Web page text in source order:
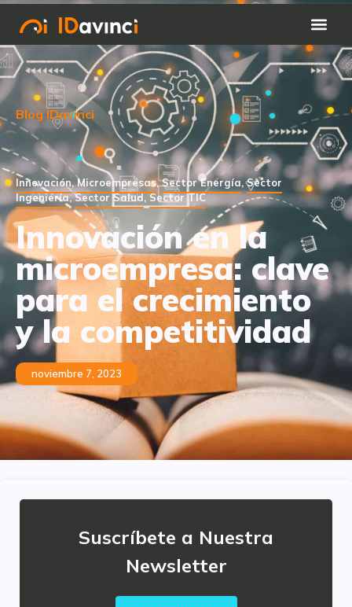
Blog IDavinci
Innovación,Microempresas,Sector Energía,Sector
Ingeniería,Sector Salud,Sector TIC
Innovación en la
microempresa: clave
para el crecimiento
y la competitividad
noviembre 7, 2023
Suscríbete a Nuestra
Newsletter